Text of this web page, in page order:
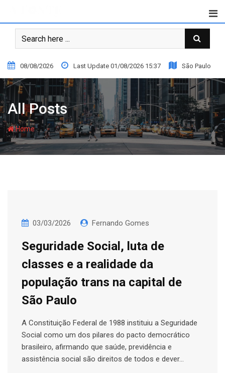
content
08/08/2026 Last Update 01/08/2026 15:37 São Paulo
All Posts
Home-
03/03/2026 Fernando Gomes
Seguridade Social, luta de
classes e a realidade da
população trans na capital de
São Paulo
A Constituição Federal de 1988 instituiu a Seguridade
Social como um dos pilares do pacto democrático
brasileiro, afirmando que saúde, previdência e
assistência social são direitos de todos e dever…